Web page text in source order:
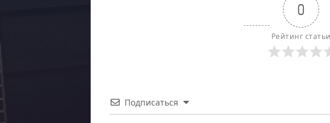
0
Рейтинг статьи
Подписаться